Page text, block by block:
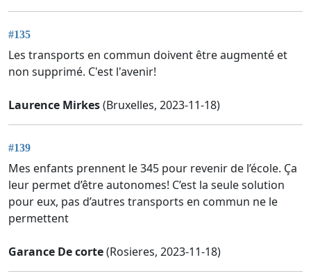
#135
Les transports en commun doivent être augmenté et
non supprimé. C'est l'avenir!
Laurence Mirkes(Bruxelles, 2023-11-18)
#139
Mes enfants prennent le 345 pour revenir de l’école. Ça
leur permet d’être autonomes! C’est la seule solution
pour eux, pas d’autres transports en commun ne le
permettent
Garance De corte(Rosieres, 2023-11-18)